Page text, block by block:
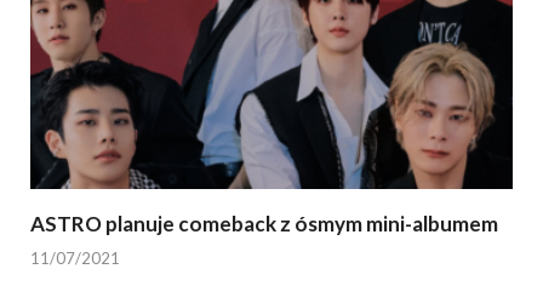
ASTRO planuje comeback z ósmym mini-albumem
11/07/2021